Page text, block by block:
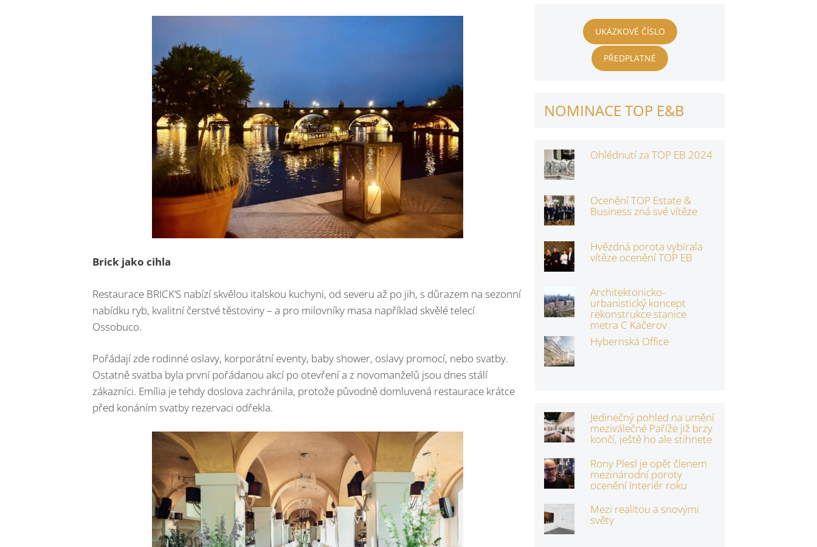
Brick jako cihla
Restaurace BRICK’S nabízí skvělou italskou kuchyni, od severu až po jih, s důrazem na sezonní
nabídku ryb, kvalitní čerstvé těstoviny – a pro milovníky masa například skvělé telecí
Ossobuco.
Pořádají zde rodinné oslavy, korporátní eventy, baby shower, oslavy promocí, nebo svatby.
Ostatně svatba byla první pořádanou akcí po otevření a z novomanželů jsou dnes stálí
zákazníci. Emília je tehdy doslova zachránila, protože původně domluvená restaurace krátce
před konáním svatby rezervaci odřekla.
UKÁZKOVÉ ČÍSLO
PŘEDPLATNÉ
NOMINACE TOP E&B
Ohlédnutí za TOP EB 2024
Ocenění TOP Estate &
Business zná své vítěze
Hvězdná porota vybírala
vítěze ocenění TOP EB
Architektonicko-
urbanistický koncept
rekonstrukce stanice
metra C Kačerov
Hybernská Office
Jedinečný pohled na umění
meziválečné Paříže již brzy
končí, ještě ho ale stihnete
Rony Plesl je opět členem
mezinárodní poroty
ocenění Interiér roku
Mezi realitou a snovými
světy